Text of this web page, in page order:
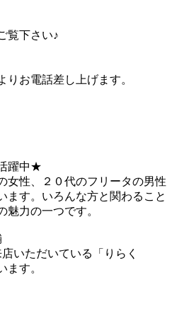
覧下さい♪
お電話差し上げます。
躍中★
女性、２０代のフリータの男性
ます。いろんな方と関わること
魅力の一つです。
いただいている「りらく
ます。